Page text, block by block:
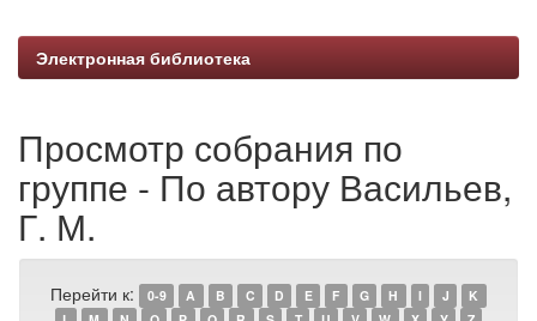
Электронная библиотека
Просмотр собрания по
группе - По автору Васильев,
Г. М.
Перейти к: 0-9 A B C D E F G H I J
K